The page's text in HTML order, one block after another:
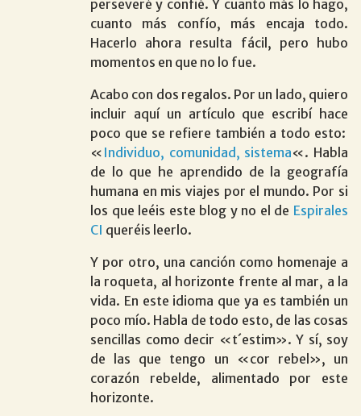
perseveré y confié. Y cuanto más lo hago,
cuanto más confío, más encaja todo.
Hacerlo ahora resulta fácil, pero hubo
momentos en que no lo fue.
Acabo con dos regalos. Por un lado, quiero
incluir aquí un artículo que escribí hace
poco que se refiere también a todo esto:
« Individuo, comunidad, sistema«. Habla
de lo que he aprendido de la geografía
humana en mis viajes por el mundo. Por si
los que leéis este blog y no el de Espirales
CI queréis leerlo.
Y por otro, una canción como homenaje a
la roqueta, al horizonte frente al mar, a la
vida. En este idioma que ya es también un
poco mío. Habla de todo esto, de las cosas
sencillas como decir «t´estim». Y sí, soy
de las que tengo un «cor rebel», un
corazón rebelde, alimentado por este
horizonte.